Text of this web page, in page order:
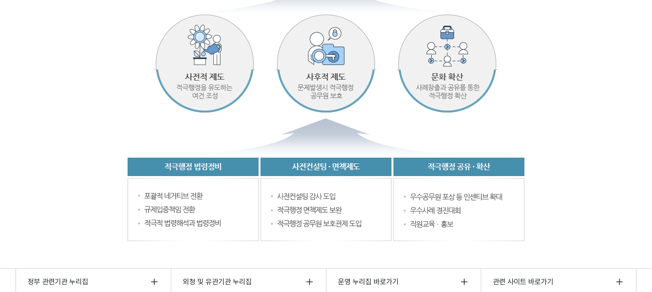
정부 관련기관 누리집 외청 및 유관기관 누리집 운영 누리집 바로가기 관련 사이트 바로가기